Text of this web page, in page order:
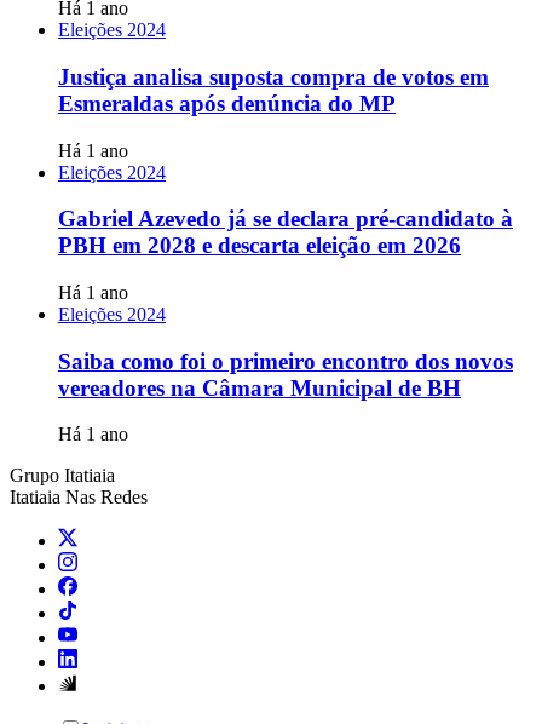
Há 1 ano
Eleições 2024
Justiça analisa suposta compra de votos em
Esmeraldas após denúncia do MP
Há 1 ano
Eleições 2024
Gabriel Azevedo já se declara pré-candidato à
PBH em 2028 e descarta eleição em 2026
Há 1 ano
Eleições 2024
Saiba como foi o primeiro encontro dos novos
vereadores na Câmara Municipal de BH
Há 1 ano
Grupo Itatiaia
Itatiaia Nas Redes